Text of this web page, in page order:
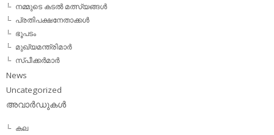
നമ്മുടെ കടല്‍ മത്സ്യങ്ങള്‍
പ്രതിപക്ഷനേതാക്കള്‍
ഭൂപടം
മുഖ്യമന്ത്രിമാര്‍
സ്പീക്കര്‍മാര്‍
News
Uncategorized
അവാര്‍ഡുകള്‍
കല